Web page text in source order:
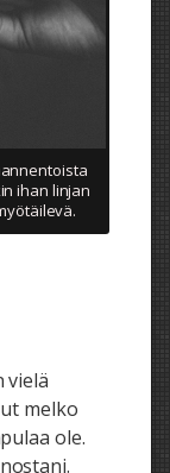
ihan linjan
vielä
melko
ole.